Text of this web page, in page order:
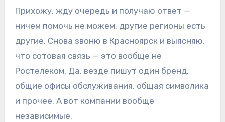
Прихожу, жду очередь и получаю ответ —
ничем помочь не можем, другие регионы есть
другие. Снова звоню в Красноярск и выясняю,
что сотовая связь — это вообще не
Ростелеком. Да, везде пишут один бренд,
общие офисы обслуживания, общая символика
и прочее. А вот компании вообще
независимые.